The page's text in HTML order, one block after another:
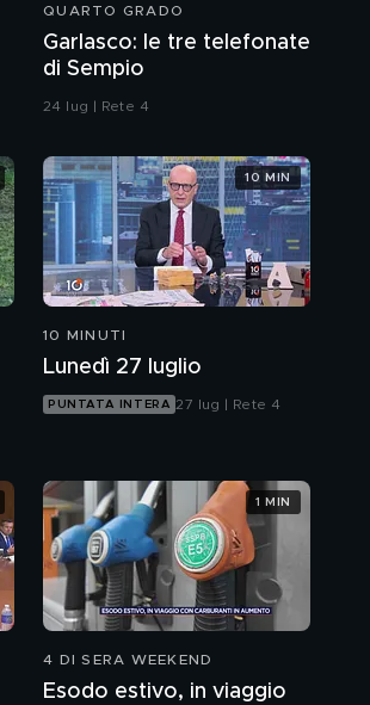
La quarta e ultima
QUARTO GRADO
Garlasco: le tre telefonate
di Sempio
24 lug | Rete 4
10 MINUTI
Lunedì 27 luglio
PUNTATA INTERA 27 lug | Rete 4
10 MIN
4 DI SERA WEEKEND
Esodo estivo, in viaggio
1 MIN